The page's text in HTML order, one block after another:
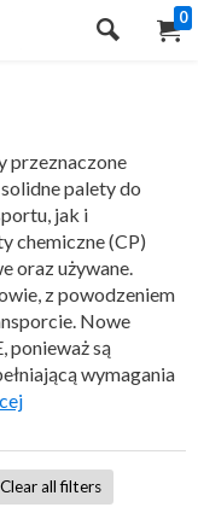
0
przeznaczone
palety do
jak i
chemiczne (CP)
oraz używane.
z powodzeniem
Nowe
ponieważ są
wymagania
Clear all filters